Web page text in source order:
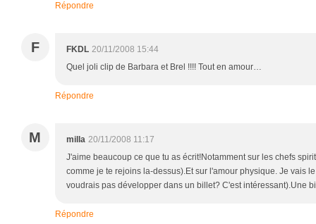
Répondre
F FKDL 20/11/2008 15:44
Quel joli clip de Barbara et Brel !!!! Tout en amour…
Répondre
M milla 20/11/2008 11:17
J'aime beaucoup ce que tu as écrit!Notamment sur les chefs
comme je te rejoins la-dessus).Et sur l'amour physique. Je vais
voudrais pas développer dans un billet? C'est intéressant).Une
Répondre